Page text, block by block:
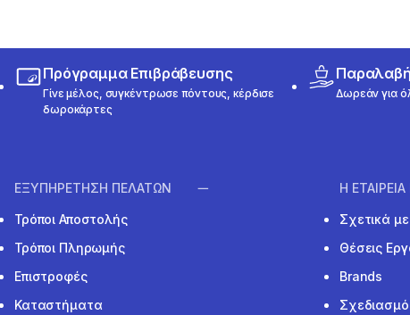
Πρόγραμμα Επιβράβευσης
Γίνε μέλος, συγκέντρωσε πόντους, κέρδισε
δωροκάρτες
Παραλαβή
Δωρεάν για
ΕΞΥΠΗΡΕΤΗΣΗ ΠΕΛΑΤΩΝ
Τρόποι Αποστολής
Τρόποι Πληρωμής
Επιστροφές
Καταστήματα
Η
Σχετικά
Θέσεις
Brands